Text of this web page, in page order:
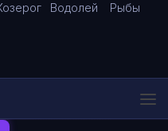
Водолей Рыбы